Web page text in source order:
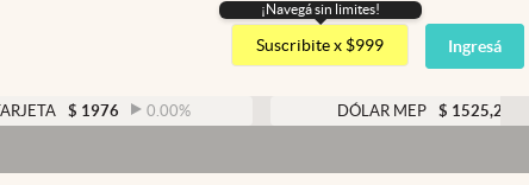
Argentina
España
USA
¡Navegá sin limites!
Suscribite x $999 Ingresá
1976 0.00% DÓLAR MEP $ 1525,22 0.38%